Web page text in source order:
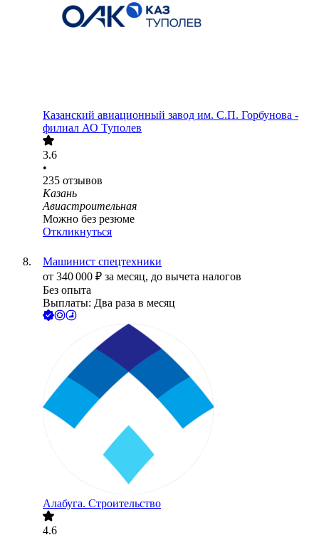
Казанский авиационный завод им. С.П. Горбунова -
филиал АО Туполев
3.6
•
235 отзывов
Казань
Авиастроительная
Можно без резюме
Откликнуться
Машинист спецтехники
от 340 000 ₽ за месяц, до вычета налогов
Без опыта
Выплаты: Два раза в месяц
Алабуга. Строительство
4.6